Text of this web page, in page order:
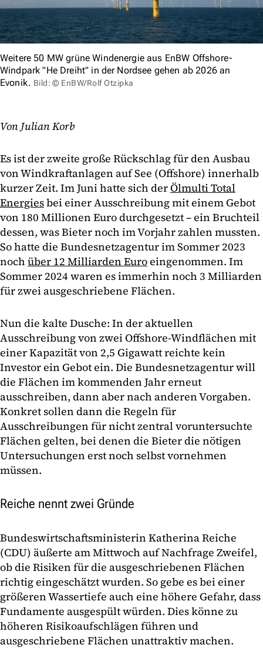
Weitere 50 MW grüne Windenergie aus EnBW Offshore-
Windpark "He Dreiht" in der Nordsee gehen ab 2026 an
Evonik. Bild: © EnBW/Rolf Otzipka
Von Julian Korb
Es ist der zweite große Rückschlag für den Ausbau
von Windkraftanlagen auf See (Offshore) innerhalb
kurzer Zeit. Im Juni hatte sich derÖlmulti Total
Energiesbei einer Ausschreibung mit einem Gebot
von 180 Millionen Euro durchgesetzt – ein Bruchteil
dessen, was Bieter noch im Vorjahr zahlen mussten.
So hatte die Bundesnetzagentur im Sommer 2023
noch über 12 Milliarden Euroeingenommen. Im
Sommer 2024 waren es immerhin noch 3 Milliarden
für zwei ausgeschriebene Flächen.
Nun die kalte Dusche: In der aktuellen
Ausschreibung von zwei Offshore-Windflächen mit
einer Kapazität von 2,5 Gigawatt reichte kein
Investor ein Gebot ein. Die Bundesnetzagentur will
die Flächen im kommenden Jahr erneut
ausschreiben, dann aber nach anderen Vorgaben.
Konkret sollen dann die Regeln für
Ausschreibungen für nicht zentral voruntersuchte
Flächen gelten, bei denen die Bieter die nötigen
Untersuchungen erst noch selbst vornehmen
müssen.
Reiche nennt zwei Gründe
Bundeswirtschaftsministerin Katherina Reiche
(CDU) äußerte am Mittwoch auf Nachfrage Zweifel,
ob die Risiken für die ausgeschriebenen Flächen
richtig eingeschätzt wurden. So gebe es bei einer
größeren Wassertiefe auch eine höhere Gefahr, dass
Fundamente ausgespült würden. Dies könne zu
höheren Risikoaufschlägen führen und
ausgeschriebene Flächen unattraktiv machen.